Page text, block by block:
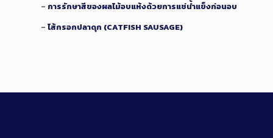
– การรักษาสีของผลไม้อบแห้งด้วยการแช่น้ำแข็งก่อนอบ
– ไส้กรอกปลาดุก (CATFISH SAUSAGE)